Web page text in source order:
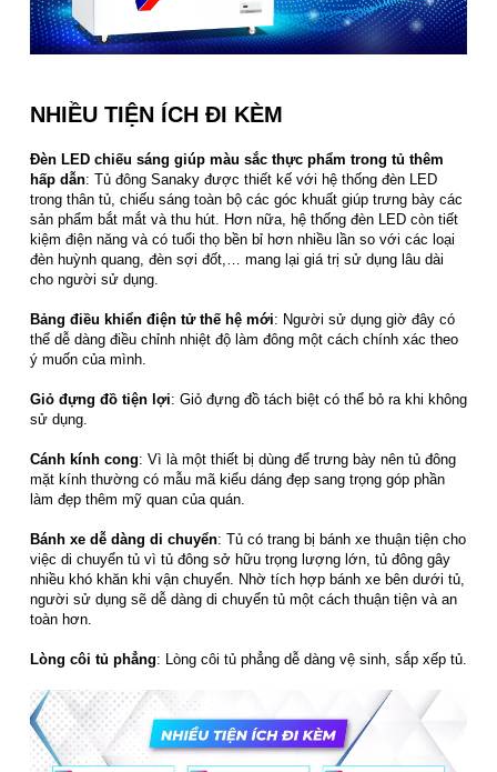
NHIỀU TIỆN ÍCH ĐI KÈM
Đèn LED chiếu sáng giúp màu sắc thực phẩm trong tủ thêm
hấp dẫn: Tủ đông Sanaky được thiết kế với hệ thống đèn LED
trong thân tủ, chiếu sáng toàn bộ các góc khuất giúp trưng bày các
sản phẩm bắt mắt và thu hút. Hơn nữa, hệ thống đèn LED còn tiết
kiệm điện năng và có tuổi thọ bền bỉ hơn nhiều lần so với các loại
đèn huỳnh quang, đèn sợi đốt,… mang lại giá trị sử dụng lâu dài
cho người sử dụng.
Bảng điều khiển điện tử thế hệ mới: Người sử dụng giờ đây có
thể dễ dàng điều chỉnh nhiệt độ làm đông một cách chính xác theo
ý muốn của mình.
Giỏ đựng đồ tiện lợi: Giỏ đựng đồ tách biệt có thể bỏ ra khi không
sử dụng.
Cánh kính cong: Vì là một thiết bị dùng để trưng bày nên tủ đông
mặt kính thường có mẫu mã kiểu dáng đẹp sang trọng góp phần
làm đẹp thêm mỹ quan của quán.
Bánh xe dễ dàng di chuyển: Tủ có trang bị bánh xe thuận tiện cho
việc di chuyển tủ vì tủ đông sở hữu trọng lượng lớn, tủ đông gây
nhiều khó khăn khi vận chuyển. Nhờ tích hợp bánh xe bên dưới tủ,
người sử dụng sẽ dễ dàng di chuyển tủ một cách thuận tiện và an
toàn hơn.
Lòng côi tủ phẳng: Lòng côi tủ phẳng dễ dàng vệ sinh, sắp xếp tủ.